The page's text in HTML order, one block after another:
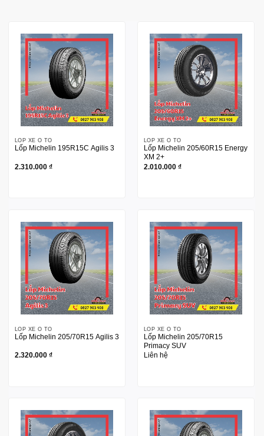
LỐP XE Ô TÔ
Lốp Michelin 195R15C Agilis 3
2.310.000 ₫
LỐP XE Ô TÔ
Lốp Michelin 205/60R15 Energy
XM 2+
2.010.000 ₫
LỐP XE Ô TÔ
Lốp Michelin 205/70R15 Agilis 3
2.320.000 ₫
LỐP XE Ô TÔ
Lốp Michelin 205/70R15
Primacy SUV
Liên hệ